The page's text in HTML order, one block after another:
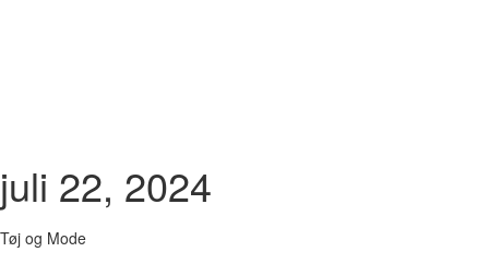
juli 22, 2024
Tøj og Mode